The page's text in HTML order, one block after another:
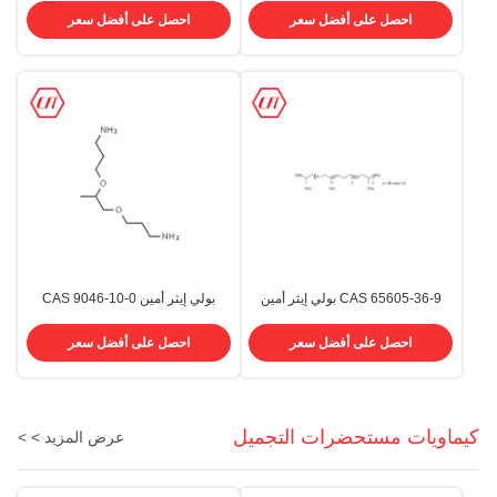
احصل على أفضل سعر
الكيميائي (CAS) 9046-10-0
احصل على أفضل سعر
CAS 65605-36-9 بولي إيثر أمين
احصل على أفضل سعر
بولي إيثر أمين CAS 9046-10-0
CFL1000
احصل على أفضل سعر
كيماويات مستحضرات التجميل عرض المزيد > >